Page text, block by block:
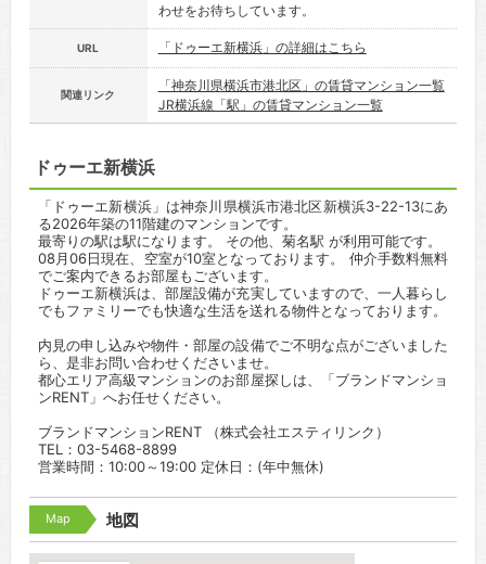
わせをお待ちしています。
URL 「ドゥーエ新横浜」の詳細はこちら
関連リンク
「神奈川県横浜市港北区」の賃貸マンション一覧
JR横浜線「駅」の賃貸マンション一覧
ドゥーエ新横浜
「ドゥーエ新横浜」は神奈川県横浜市港北区新横浜3-22-13にあ
る2026年築の11階建のマンションです。
最寄りの駅は駅になります。 その他、菊名駅 が利用可能です。
08月06日現在、空室が10室となっております。 仲介手数料無料
でご案内できるお部屋もございます。
ドゥーエ新横浜は、部屋設備が充実していますので、一人暮らし
でもファミリーでも快適な生活を送れる物件となっております。
内見の申し込みや物件・部屋の設備でご不明な点がございました
ら、是非お問い合わせくださいませ。
都心エリア高級マンションのお部屋探しは、「ブランドマンショ
ンRENT」へお任せください。
ブランドマンションRENT （株式会社エスティリンク）
TEL：03-5468-8899
営業時間：10:00～19:00 定休日：(年中無休)
Map 地図